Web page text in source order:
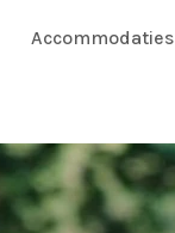
Accommodaties